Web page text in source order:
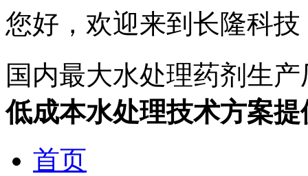
您好，欢迎来到长隆科技
国内最大水处理药剂生产
低成本水处理技术方案提
首页